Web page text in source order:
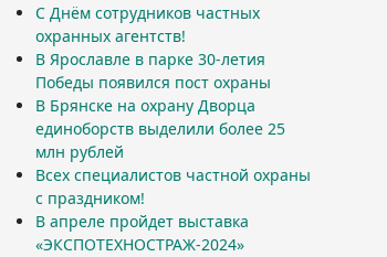
С Днём сотрудников частных
охранных агентств!
В Ярославле в парке 30-летия
Победы появился пост охраны
В Брянске на охрану Дворца
единоборств выделили более 25
млн рублей
Всех специалистов частной охраны
с праздником!
В апреле пройдет выставка
«ЭКСПОТЕХНОСТРАЖ-2024»